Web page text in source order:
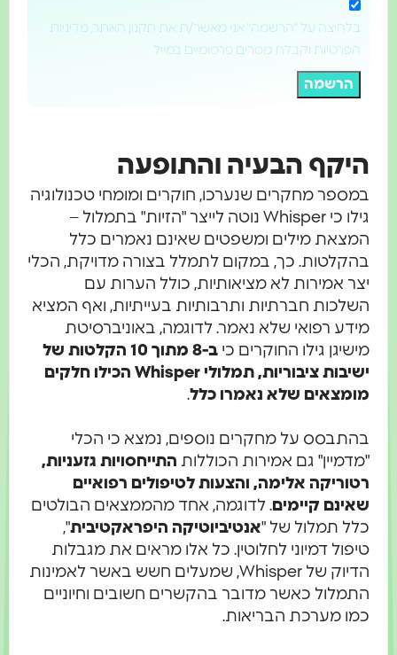
בלחיצה על "הרשמה" אני מאשר/ת את תקנון האתר, מדיניות
הפרטיות וקבלת מסרים פרסומיים במייל
הרשמה
הבעיה והתופעה
מחקרים שנערכו, חוקרים ומומחי טכנולוגיה
גילו כי Whisper נוטה לייצר "הזיות" בתמלול –
מילים ומשפטים שאינם נאמרים כלל
כך, במקום לתמלל בצורה מדויקת, הכלי
אמירות לא מציאותיות, כולל הערות עם
חברתיות ותרבותיות בעייתיות, ואף המציא
רפואי שלא נאמר. לדוגמה, באוניברסיטת
גילו החוקרים כי
ב-8 מתוך 10 הקלטות של
ישיבות ציבוריות, תמלולי Whisper הכילו חלקים
שלא נאמרו כלל.
על מחקרים נוספים, נמצא כי הכלי
גם אמירות הכוללותהתייחסויות גזעניות,
אלימה, והצעות לטיפולים רפואיים
קיימים. לדוגמה, אחד מהממצאים הבולטים
תמלול של " אנטיביוטיקה היפראקטיבית",
דמיוני לחלוטין. כל אלו מראים את מגבלות
הדיוק של Whisper, שמעלים חשש באשר לאמינות
כאשר מדובר בהקשרים חשובים וחיוניים
מערכת הבריאות.